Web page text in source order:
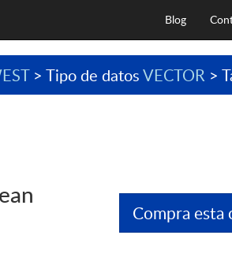
Blog
> Tipo de datosVECTOR >
Compra esta